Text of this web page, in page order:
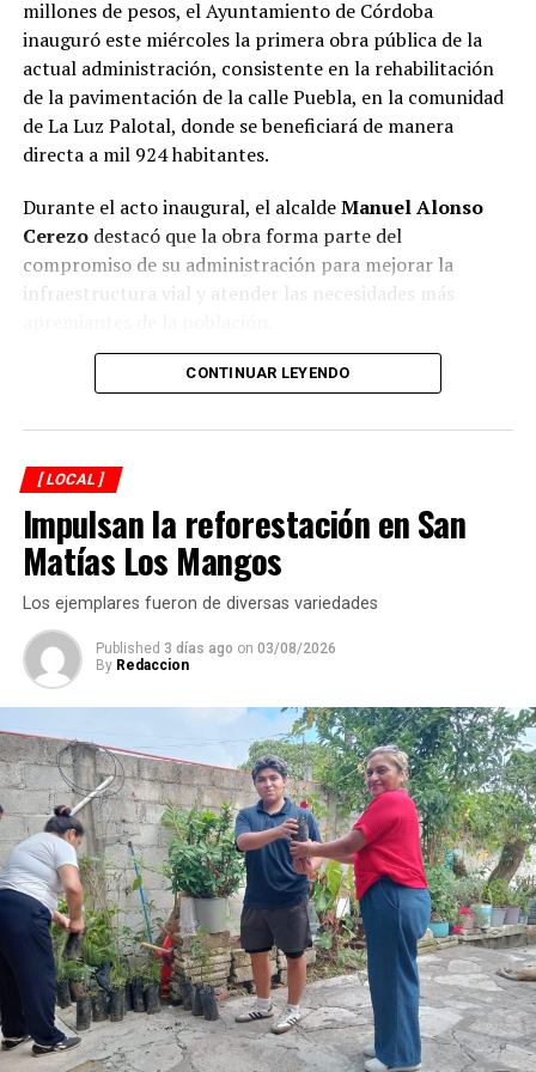
millones de pesos, el Ayuntamiento de Córdoba
inauguró este miércoles la primera obra pública de la
actual administración, consistente en la rehabilitación
de la pavimentación de la calle Puebla, en la comunidad
de La Luz Palotal, donde se beneficiará de manera
directa a mil 924 habitantes.
Durante el acto inaugural, el alcaldeManuel Alonso
Cerezodestacó que la obra forma parte del
compromiso de su administración para mejorar la
infraestructura vial y atender las necesidades más
El presidente municipal señaló que los trabajos fueron
importante el plazo establecido en el contrato, cuya
fecha de terminación estaba prevista para el próximo 12
de septiembre. Reconoció que el municipio enfrenta
diversos rezagos en materia de infraestructura, aunque
aseguró que durante su administración se continuará
ejecutando obra pública en colonias y comunidades.
La rehabilitación consistió en la colocación de carpeta
asfáltica en caliente sobre una superficie de 2 mil 200
metros cuadrados de la calle Puebla, en el tramo
comprendido entre el camino a Sabana Larga y San
CONTINUAR LEYENDO
[ LOCAL ]
Impulsan la reforestación en San
Matías Los Mangos
Los ejemplares fueron de diversas variedades
Published 3 días ago on 03/08/2026
By Redaccion